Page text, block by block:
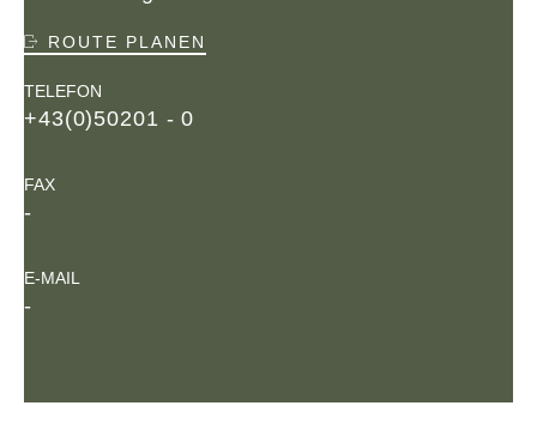
ROUTE PLANEN
TELEFON
+43(0)50201 - 0
FAX
-
E-MAIL
-